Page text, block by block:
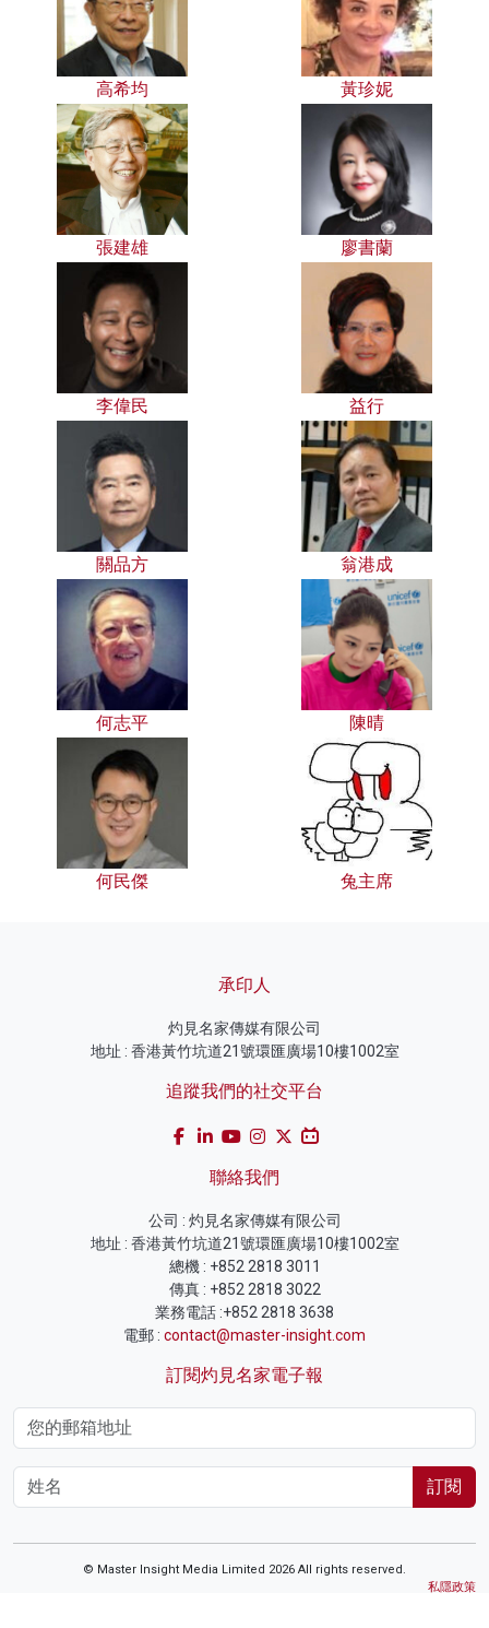
高希均 黃珍妮
張建雄 廖書蘭
李偉民 益行
關品方 翁港成
何志平 陳晴
何民傑 兔主席
承印人
灼見名家傳媒有限公司
地址 : 香港黃竹坑道21號環匯廣場10樓1002室
追蹤我們的社交平台
聯絡我們
公司 : 灼見名家傳媒有限公司
地址 : 香港黃竹坑道21號環匯廣場10樓1002室
總機 : +852 2818 3011
傳真 : +852 2818 3022
業務電話 :+852 2818 3638
電郵 : contact@master-insight.com
訂閱灼見名家電子報
訂閱
© Master Insight Media Limited 2026 All rights reserved.
私隱政策